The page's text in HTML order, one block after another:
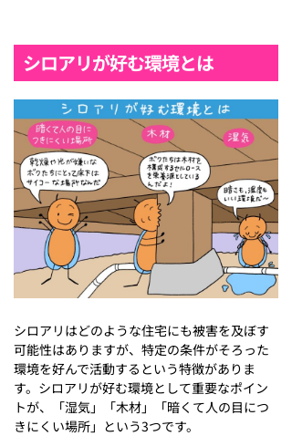
シロアリが好む環境とは
シロアリはどのような住宅にも被害を及ぼす
可能性はありますが、特定の条件がそろった
環境を好んで活動するという特徴がありま
す。シロアリが好む環境として重要なポイン
トが、「湿気」「木材」「暗くて人の目につ
きにくい場所」という3つです。